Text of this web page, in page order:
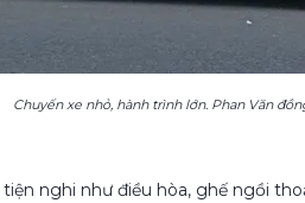
Chuyến xe nhỏ, hành trình lớn. Phan Văn
nghi như điều hòa, ghế ngồi